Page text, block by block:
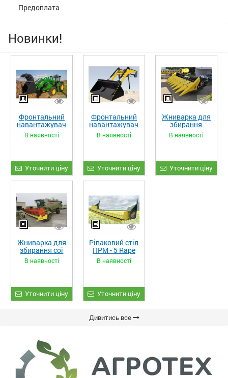
Предоплата
Новинки!
Фронтальний
навантажувач
«STRONG XL»
В наявності
Уточнити ціну
Фронтальний
навантажувач
«STRONG»
В наявності
Уточнити ціну
Жниварка для
збирання
кукурудзи
ЖКИ-870
В наявності
Уточнити ціну
Жниварка для
збирання сої
та гороху
«ETTARO»
В наявності
Уточнити ціну
Ріпаковий стіл
ПРМ - 5 Rape
Fiore
В наявності
Уточнити ціну
Дивитись все